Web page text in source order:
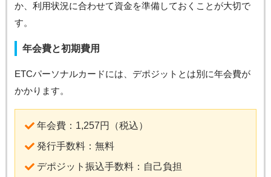
か、利用状況に合わせて資金を準備しておくことが大切で
す。
年会費と初期費用
ETCパーソナルカードには、デポジットとは別に年会費が
かかります。
年会費：1,257円（税込）
発行手数料：無料
デポジット振込手数料：自己負担